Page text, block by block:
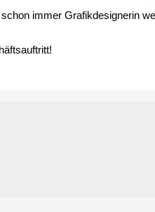
immer Grafikdesignerin